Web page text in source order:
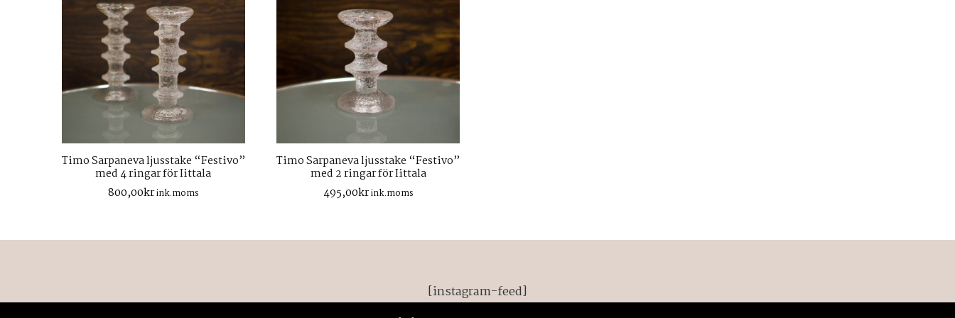
Timo Sarpaneva ljusstake “Festivo”
med 4 ringar för Iittala
800,00krink.moms
Timo Sarpaneva ljusstake “Festivo”
med 2 ringar för Iittala
495,00krink.moms
[instagram-feed]